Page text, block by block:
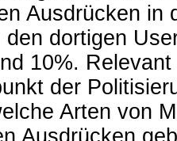
Ausdrücken in
dortigen
10%.
der
Arten von
Ausdrücken